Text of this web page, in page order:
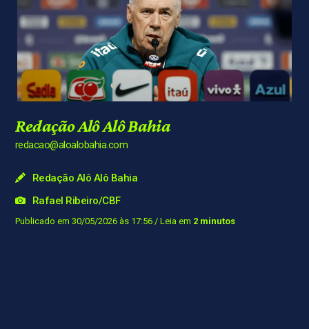
Redação Alô Alô Bahia
redacao@aloalobahia.com
Redação Alô Alô Bahia
Rafael Ribeiro/CBF
Publicado em 30/05/2026 às 17:56/ Leia em 2 minutos